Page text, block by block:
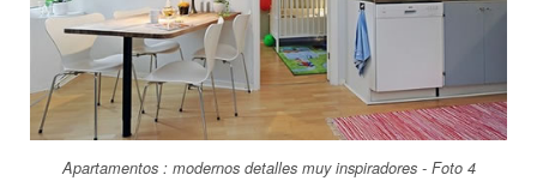
Apartamentos : modernos detalles muy inspiradores - Foto 4